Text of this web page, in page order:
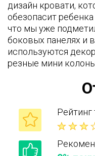
дизайн кровати,
обезопасит
что мы уже
боковых панелях и
используются
резные мини
Рейтинг